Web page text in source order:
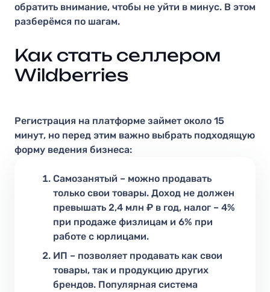
обратить внимание, чтобы не уйти в минус. В этом
разберёмся по шагам.
Как стать селлером
Wildberries
Регистрация на платформе займет около 15
минут, но перед этим важно выбрать подходящую
форму ведения бизнеса:
Самозанятый – можно продавать
только свои товары. Доход не должен
превышать 2,4 млн ₽ в год, налог – 4%
при продаже физлицам и 6% при
работе с юрлицами.
ИП – позволяет продавать как свои
товары, так и продукцию других
брендов. Популярная система